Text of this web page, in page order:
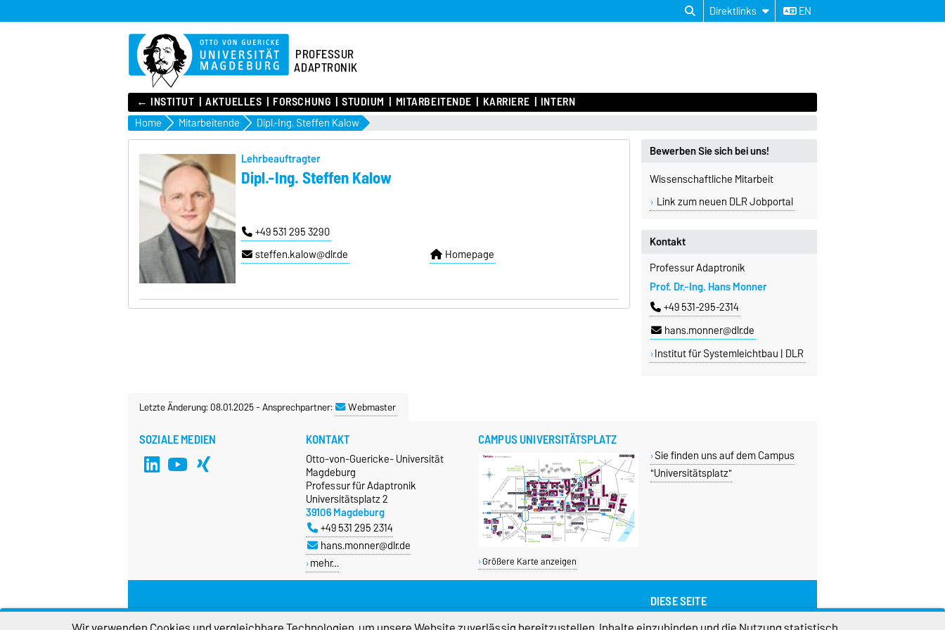
Direktlinks EN
PROFESSUR
ADAPTRONIK
← INSTITUT AKTUELLES FORSCHUNG STUDIUM MITARBEITENDE KARRIERE INTERN
Home Mitarbeitende Dipl.-Ing. Steffen Kalow
Lehrbeauftragter
Dipl.-Ing. Steffen Kalow
+49 531 295 3290
steffen.kalow@dlr.de
Homepage
Kontakt
Professur Adaptronik
Prof. Dr.-Ing. Hans Monner
+49 531-295-2314
hans.monner@dlr.de
Institut für Systemleichtbau | DLR
Bewerben Sie sich bei uns!
Wissenschaftliche Mitarbeit
Link zum neuen DLR Jobportal
Letzte Änderung: 08.01.2025-Ansprechpartner: Webmaster
SOZIALE MEDIEN KONTAKT
Otto-von-Guericke- Universität
Magdeburg
Professur für Adaptronik
Universitätsplatz 2
39106 Magdeburg
+49 531 295 2314
hans.monner@dlr.de
mehr…
CAMPUS UNIVERSITÄTSPLATZ
Größere Karte anzeigen
Sie finden uns auf dem Campus
"Universitätsplatz"
DIESE SEITE
Vorlesen